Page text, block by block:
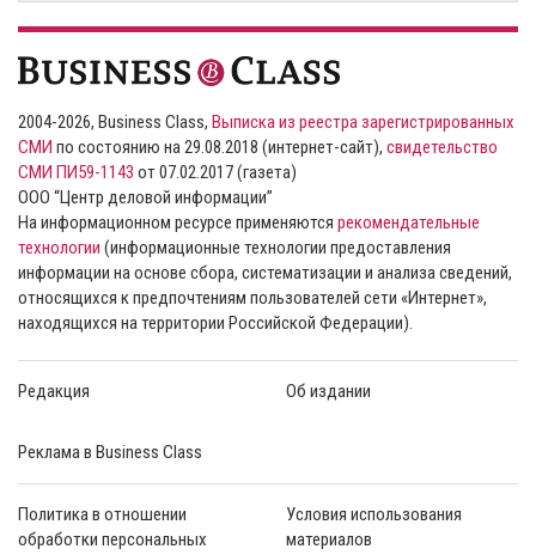
2004-2026, Business Class, Выписка из реестра зарегистрированных
СМИ по состоянию на 29.08.2018 (интернет-сайт), свидетельство
СМИ ПИ59-1143 от 07.02.2017 (газета)
ООО “Центр деловой информации”
На информационном ресурсе применяются рекомендательные
технологии (информационные технологии предоставления
информации на основе сбора, систематизации и анализа сведений,
относящихся к предпочтениям пользователей сети «Интернет»,
находящихся на территории Российской Федерации).
Редакция Об издании
Реклама в Business Class
Политика в отношении
обработки персональных
Условия использования
материалов